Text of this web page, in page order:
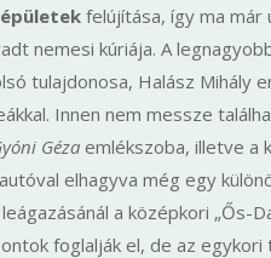
felújítása, így ma
nemesi kúriája. A
tulajdonosa, Halász Mihály
Innen nem messze
Géza emlékszoba, illetve a
elhagyva még egy
a középkori „Ős-
foglalják el, de az